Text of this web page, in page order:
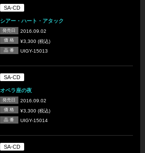
SA-CD
シアー・ハート・アタック
発売日 2016.09.02
価 格 ¥3,300 (税込)
品 番 UIGY-15013
SA-CD
オペラ座の夜
発売日 2016.09.02
価 格 ¥3,300 (税込)
品 番 UIGY-15014
SA-CD